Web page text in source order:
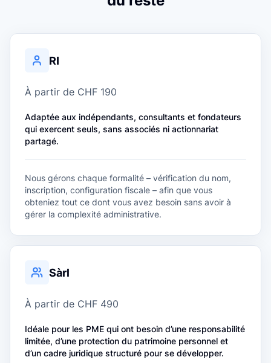
RI
À partir de CHF 190
Adaptée aux indépendants, consultants et fondateurs
qui exercent seuls, sans associés ni actionnariat
partagé.
Nous gérons chaque formalité – vérification du nom,
inscription, configuration fiscale – afin que vous
obteniez tout ce dont vous avez besoin sans avoir à
gérer la complexité administrative.
Sàrl
À partir de CHF 490
Idéale pour les PME qui ont besoin d’une responsabilité
limitée, d’une protection du patrimoine personnel et
d’un cadre juridique structuré pour se développer.